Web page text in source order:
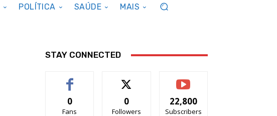
POLÍTICA SAÚDE MAIS
STAY CONNECTED
0
Fans
0
Followers
22,800
Subscribers